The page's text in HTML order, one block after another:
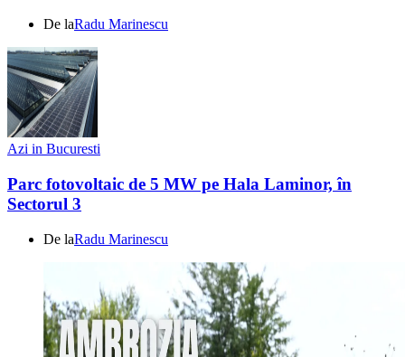
De laRadu Marinescu
Azi in Bucuresti
Parc fotovoltaic de 5 MW pe Hala Laminor, în
Sectorul 3
De laRadu Marinescu